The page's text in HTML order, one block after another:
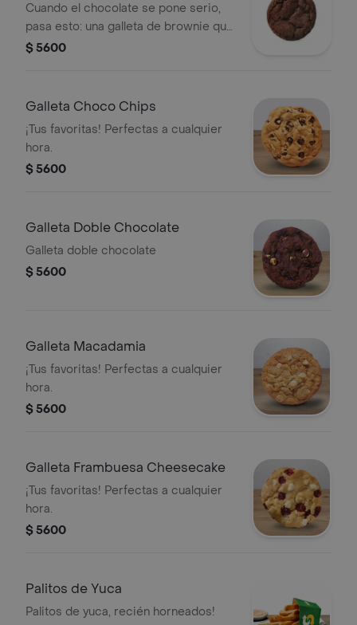
Cuando el chocolate se pone serio,
pasa esto: una galleta de brownie que
se roba el momento y no pide
$ 5600
Galleta Choco Chips
¡Tus favoritas! Perfectas a cualquier
hora.
$ 5600
Galleta Doble Chocolate
Galleta doble chocolate
$ 5600
Galleta Macadamia
¡Tus favoritas! Perfectas a cualquier
hora.
$ 5600
Galleta Frambuesa Cheesecake
¡Tus favoritas! Perfectas a cualquier
hora.
$ 5600
Palitos de Yuca
Palitos de yuca, recién horneados!